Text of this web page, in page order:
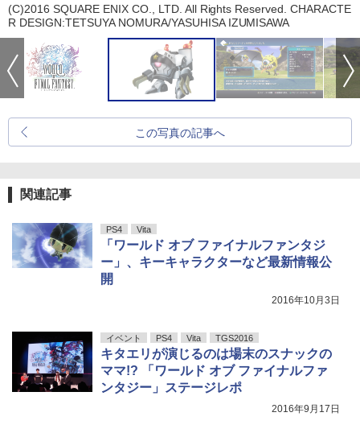
(C)2016 SQUARE ENIX CO., LTD. All Rights Reserved. CHARACTE
R DESIGN:TETSUYA NOMURA/YASUHISA IZUMISAWA
この写真の記事へ
関連記事
PS4 Vita
「ワールド オブ ファイナルファンタジ
ー」、キーキャラクターなど最新情報公
開
2016年10月3日
イベント PS4 Vita TGS2016
キタエリが演じるのは場末のスナックの
ママ!? 「ワールド オブ ファイナルファ
ンタジー」ステージレポ
2016年9月17日